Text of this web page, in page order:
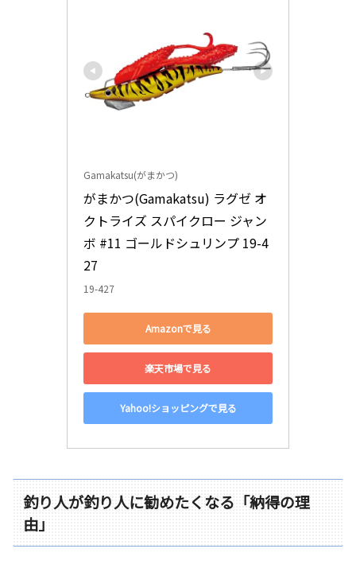
Gamakatsu(がまかつ)
がまかつ(Gamakatsu) ラグゼ オ
クトライズ スパイクロー ジャン
ボ #11 ゴールドシュリンプ 19-4
27
19-427
Amazonで見る
楽天市場で見る
Yahoo!ショッピングで見る
釣り人が釣り人に勧めたくなる「納得の理
由」